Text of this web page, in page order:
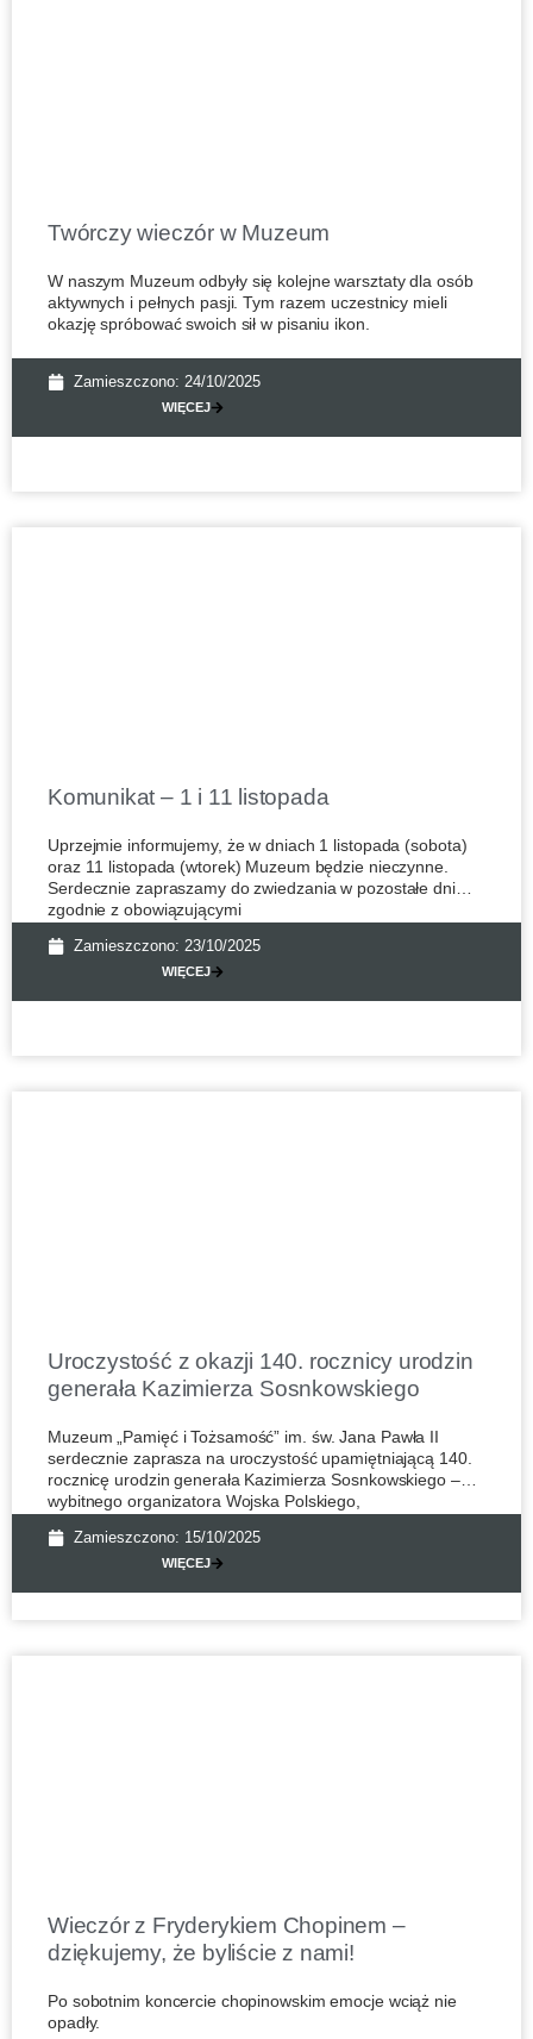
Twórczy wieczór w Muzeum
W naszym Muzeum odbyły się kolejne warsztaty dla osób
aktywnych i pełnych pasji. Tym razem uczestnicy mieli
okazję spróbować swoich sił w pisaniu ikon.
Zamieszczono: 24/10/2025
WIĘCEJ
Komunikat – 1 i 11 listopada
Uprzejmie informujemy, że w dniach 1 listopada (sobota)
oraz 11 listopada (wtorek) Muzeum będzie nieczynne.
Serdecznie zapraszamy do zwiedzania w pozostałe dni
zgodnie z obowiązującymi
Zamieszczono: 23/10/2025
WIĘCEJ
Uroczystość z okazji 140. rocznicy urodzin
generała Kazimierza Sosnkowskiego
Muzeum „Pamięć i Tożsamość” im. św. Jana Pawła II
serdecznie zaprasza na uroczystość upamiętniającą 140.
rocznicę urodzin generała Kazimierza Sosnkowskiego –
wybitnego organizatora Wojska Polskiego,
Zamieszczono: 15/10/2025
WIĘCEJ
Wieczór z Fryderykiem Chopinem –
dziękujemy, że byliście z nami!
Po sobotnim koncercie chopinowskim emocje wciąż nie
opadły.